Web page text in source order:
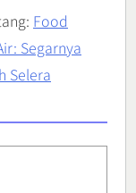
Food
Segarnya
Selera